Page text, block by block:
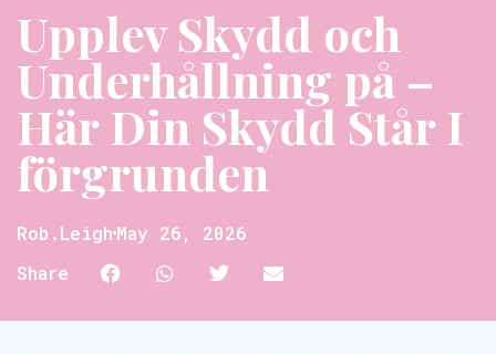
Upplev Skydd och
Underhållning på –
Här Din Skydd Står I
förgrunden
Rob.leigh May 26, 2026
Share